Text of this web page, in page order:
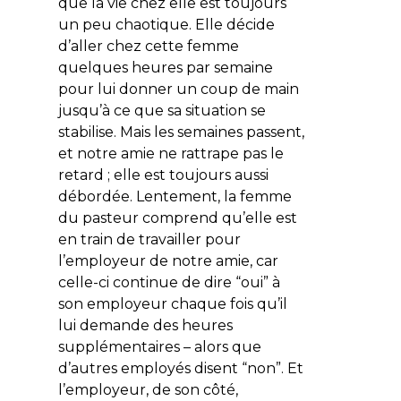
un peu chaotique. Elle décide
d’aller chez cette femme
quelques heures par semaine
pour lui donner un coup de main
jusqu’à ce que sa situation se
stabilise. Mais les semaines passent,
et notre amie ne rattrape pas le
retard ; elle est toujours aussi
débordée. Lentement, la femme
du pasteur comprend qu’elle est
en train de travailler pour
l’employeur de notre amie, car
celle-ci continue de dire “oui” à
son employeur chaque fois qu’il
lui demande des heures
supplémentaires – alors que
d’autres employés disent “non”. Et
l’employeur, de son côté,